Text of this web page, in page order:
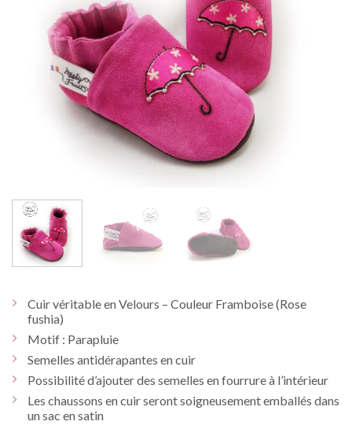
Cuir véritable en Velours – Couleur Framboise (Rose
fushia)
Motif : Parapluie
Semelles antidérapantes en cuir
Possibilité d’ajouter des semelles en fourrure à l’intérieur
Les chaussons en cuir seront soigneusement emballés dans
un sac en satin